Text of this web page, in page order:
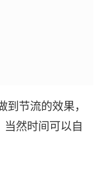
节流的效果，
然时间可以自